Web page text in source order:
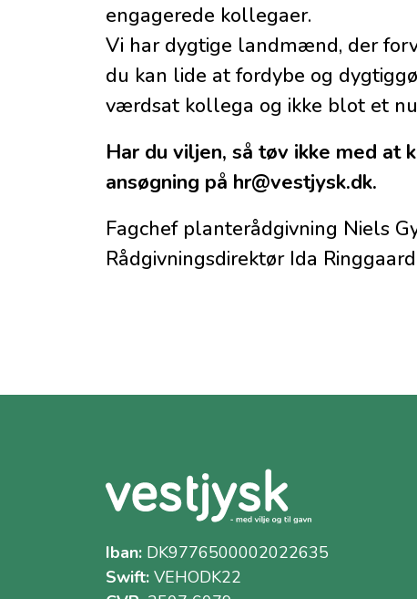
engagerede kollegaer.
Vi har dygtige landmænd, der
du kan lide at fordybe og
værdsat kollega og ikke blot et
Har du viljen, så tøv ikke med at
ansøgning på hr@vestjysk.dk.
Fagchef planterådgivning Niels
Rådgivningsdirektør Ida
Iban:DK9776500002022635
Swift:VEHODK22